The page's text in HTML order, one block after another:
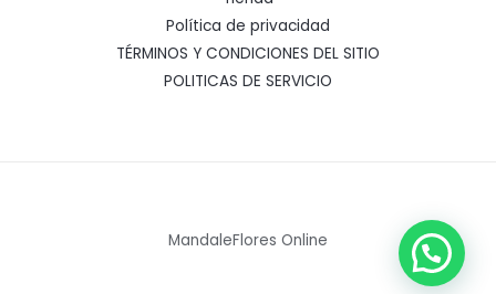
Política de privacidad
TÉRMINOS Y CONDICIONES DEL SITIO
POLITICAS DE SERVICIO
MandaleFlores Online